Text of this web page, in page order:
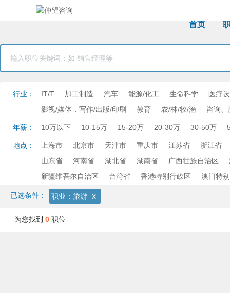
首页
行业： IT/T 加工制造 汽车 能源/化工 生命科学
医疗
影视/媒体，写作/出版/印刷
教育 农/林/牧/渔 咨询、
年薪： 10万以下 10-15万 15-20万 20-30万 30-50万
地点： 上海市 北京市 天津市 重庆市 江苏省
浙江省
山东省
河南省 湖北省 湖南省 广西壮族自治区
新疆维吾尔自治区
台湾省 香港特别行政区 澳门特
已选条件： 职业：旅游 x
为您找到 0 职位